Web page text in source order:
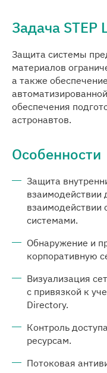
Задача STEP
Защита системы
материалов
а также
обеспечения
астронавтов.
Особенности
Защита
взаимодействии
системами.
Обнаружение и
корпоративную
Визуализация
с привязкой к
Directory.
Контроль
ресурсам.
Потоковая